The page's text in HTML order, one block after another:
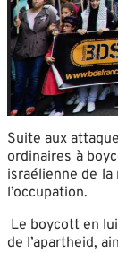
Suite aux
ordinaires à
israélienne de la
l’occupation.
Le boycott en
de l’apartheid,